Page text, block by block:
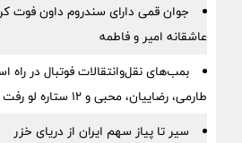
جوان قمی دارای سندروم داون فوت
عاشقانه امیر و فاطمه
بمب‌های نقل‌وانتقالات فوتبال در
طارمی، رضاییان، محبی و ۱۲ ستاره لو رفت
سیر تا پیاز سهم ایران از دریای خزر